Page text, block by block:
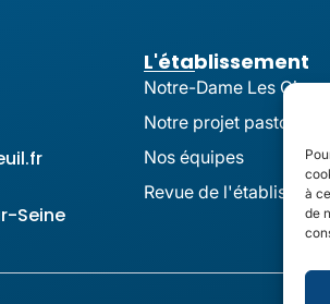
à
de
Seine
L'établissement
Notre-Dame Les
Notre projet pastoral
Nos équipes
Revue de